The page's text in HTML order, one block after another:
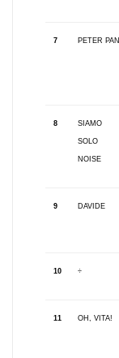
7 PETER PAN
8 SIAMO
SOLO
NOISE
9 DAVIDE
10 ÷
11 OH, VITA!